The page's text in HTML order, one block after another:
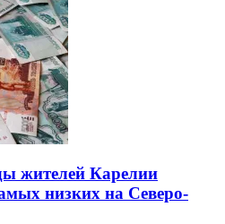
жителей Карелии
низких на Северо-